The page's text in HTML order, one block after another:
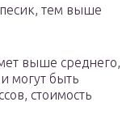
тем выше
выше среднего,
могут быть
стоимость